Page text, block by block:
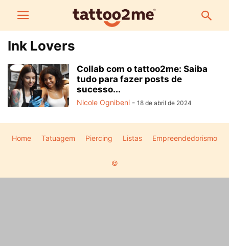
Ink Lovers
Collab com o tattoo2me: Saiba
tudo para fazer posts de
sucesso...
Nicole Ognibeni - 18 de abril de 2024
Home Tatuagem Piercing Listas Empreendedorismo
©